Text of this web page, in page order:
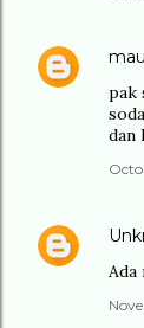
pak
dan
Ada